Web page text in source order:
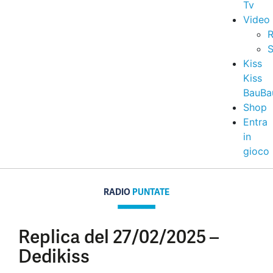
Tv
Video
Kiss
Kiss
Shop
Entra
in
gioco
RADIO PUNTATE
Replica del 27/02/2025 –
Dedikiss